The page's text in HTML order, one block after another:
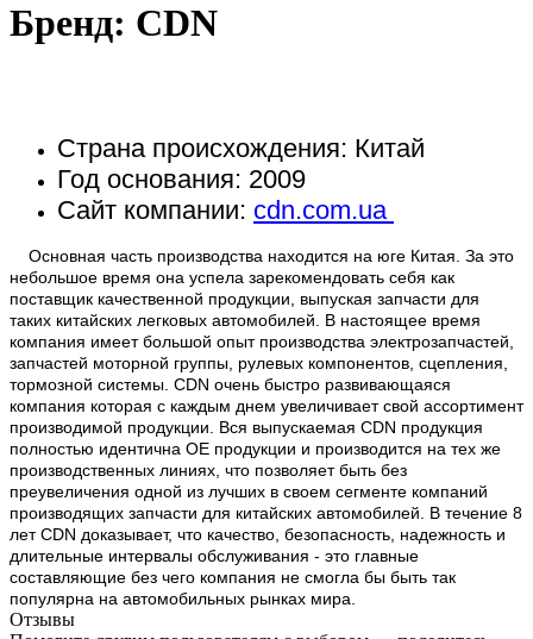
Бренд: CDN
Страна происхождения: Китай
Год основания: 2009
Сайт компании: cdn.com.ua
Основная часть производства находится на юге Китая. За это
небольшое время она успела зарекомендовать себя как
поставщик качественной продукции, выпуская запчасти для
таких китайских легковых автомобилей. В настоящее время
компания имеет большой опыт производства электрозапчастей,
запчастей моторной группы, рулевых компонентов, сцепления,
тормозной системы. CDN очень быстро развивающаяся
компания которая с каждым днем увеличивает свой ассортимент
производимой продукции. Вся выпускаемая CDN продукция
полностью идентична OE продукции и производится на тех же
производственных линиях, что позволяет быть без
преувеличения одной из лучших в своем сегменте компаний
производящих запчасти для китайских автомобилей. В течение 8
лет CDN доказывает, что качество, безопасность, надежность и
длительные интервалы обслуживания - это главные
составляющие без чего компания не смогла бы быть так
популярна на автомобильных рынках мира.
Отзывы